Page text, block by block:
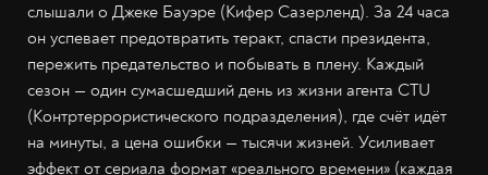
слышали о Джеке Бауэре (Кифер Сазерленд). За 24 часа
он успевает предотвратить теракт, спасти президента,
пережить предательство и побывать в плену. Каждый
сезон — один сумасшедший день из жизни агента CTU
(Контртеррористического подразделения), где счёт идёт
на минуты, а цена ошибки — тысячи жизней. Усиливает
эффект от сериала формат «реального времени» (каждая